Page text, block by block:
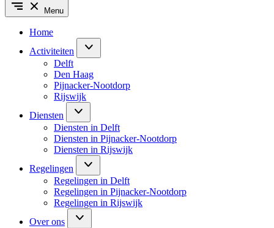
Menu
Home
Activiteiten
Delft
Den Haag
Pijnacker-Nootdorp
Rijswijk
Diensten
Diensten in Delft
Diensten in Pijnacker-Nootdorp
Diensten in Rijswijk
Regelingen
Regelingen in Delft
Regelingen in Pijnacker-Nootdorp
Regelingen in Rijswijk
Over ons